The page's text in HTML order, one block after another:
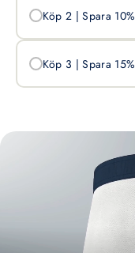
Köp 2 | Spara 10%
Köp 3 | Spara 15%